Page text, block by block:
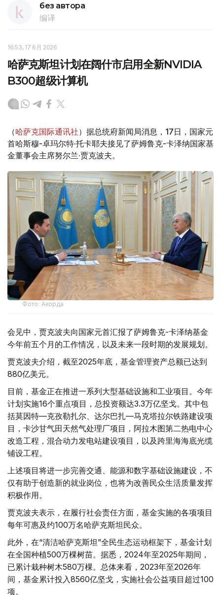
без автора
编译
16:53, 17 6月 2026
哈萨克斯坦计划在阔什市启用全新NVIDIA
B300超级计算机
（哈萨克国际通讯社）据总统府新闻局消息，17日，国家元
首哈斯穆-卓玛尔特·托卡耶夫接见了萨姆鲁克-卡泽纳国家基
金董事会主席努尔兰·贾克波夫。
Фото: Акорда
会见中，贾克波夫向国家元首汇报了萨姆鲁克-卡泽纳基金
今年前五个月的工作情况，以及未来一段时期的发展规划。
贾克波夫介绍，截至2025年底，基金管理资产总额已达到
880亿美元。
目前，基金正在推进一系列大型基础设施和工业项目。今年
计划实施16个重点项目，总投资额达3.3万亿坚戈。其中包
括莫因特—克孜勒扎尔、达尔巴扎—马克塔拉尔铁路建设项
目，卡沙甘气田天然气处理厂项目，阿拉木图第二热电中心
改造工程，混合动力发电站建设项目，以及跨里海海底光缆
铺设工程。
上述项目将进一步完善交通、能源和数字基础设施建设，不
仅有助于创造新的就业岗位，也将为改善民众生活质量发挥
积极作用。
贾克波夫表示，在履行社会责任方面，基金实施的各项项目
每年可惠及约100万名哈萨克斯坦民众。
此外，在“清洁哈萨克斯坦”全民生态运动框架下，基金计划
在全国种植500万棵树苗。据悉，2024年至2025年期间，
已累计栽种树木580万棵。总体来看，2023年至2026年
间，基金累计投入8560亿坚戈，实施社会公益项目超过100
项。